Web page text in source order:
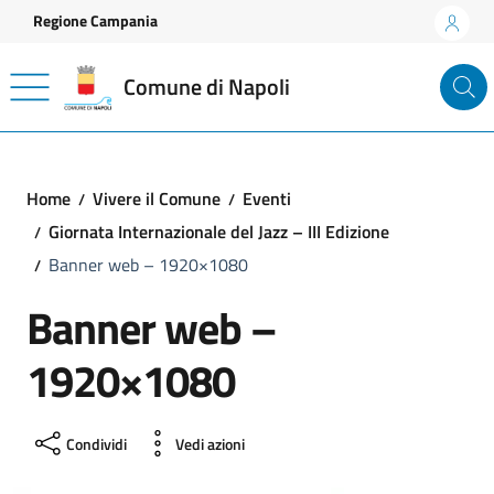
Vai ai contenuti
Vai al footer
Regione Campania
Comune di Napoli
Home Vivere il Comune
Eventi
Giornata Internazionale del Jazz – III Edizione
Banner web – 1920×1080
Banner web –
1920×1080
Condividi Vedi azioni